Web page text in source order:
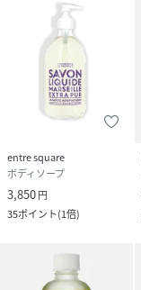
entre square
ボディソープ
3,850円
35ポイント(1倍)